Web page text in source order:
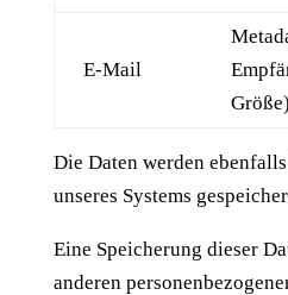
E-Mail
Größe)
Die Daten werden
unseres Systems
Eine Speicherung dieser
anderen